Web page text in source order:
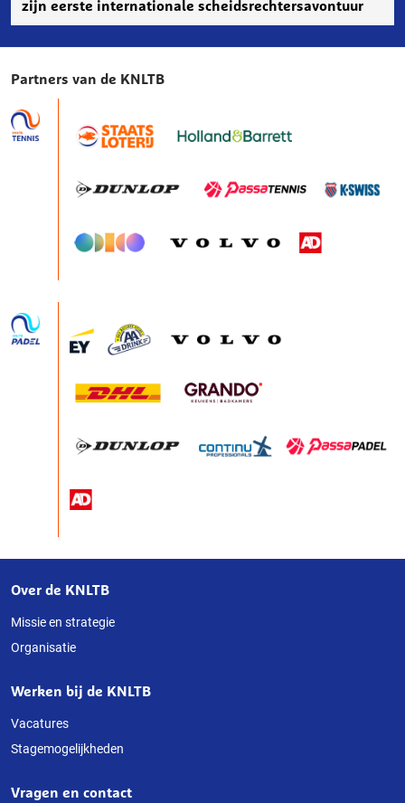
zijn eerste internationale scheidsrechtersavontuur
Partners van de KNLTB
Over
deze
website
Over de KNLTB
Missie en strategie
Organisatie
Werken bij de KNLTB
Vacatures
Stagemogelijkheden
Vragen en contact